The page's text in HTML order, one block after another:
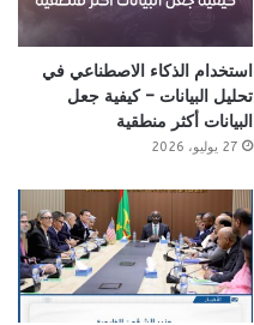
استخدام الذكاء الاصطناعي في
تحليل البيانات – كيفية جعل
البيانات أكثر منطقية
27 يوليو، 2026